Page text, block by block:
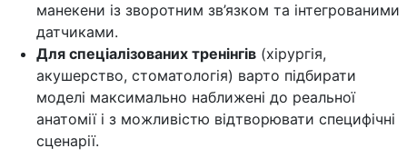
манекени із зворотним зв’язком та інтегрованими
датчиками.
Для спеціалізованих тренінгів (хірургія,
акушерство, стоматологія) варто підбирати
моделі максимально наближені до реальної
анатомії і з можливістю відтворювати специфічні
сценарії.